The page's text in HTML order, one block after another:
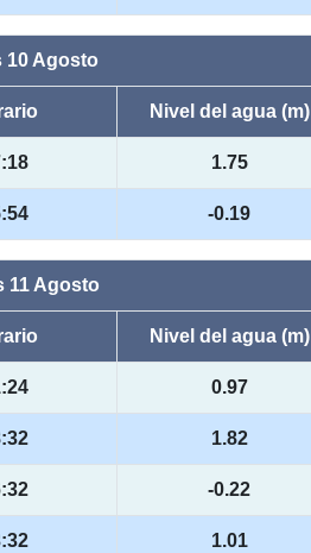
10 Agosto
Nivel del agua (m)
1.75
-0.19
11 Agosto
Nivel del agua (m)
0.97
1.82
-0.22
1.01